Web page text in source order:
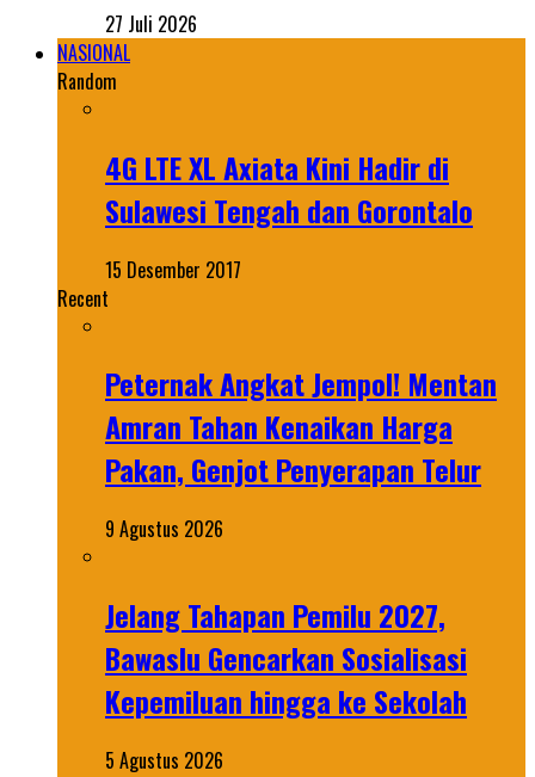
27 Juli 2026
NASIONAL
Random
4G LTE XL Axiata Kini Hadir di
Sulawesi Tengah dan Gorontalo
15 Desember 2017
Recent
Peternak Angkat Jempol! Mentan
Amran Tahan Kenaikan Harga
Pakan, Genjot Penyerapan Telur
9 Agustus 2026
Jelang Tahapan Pemilu 2027,
Bawaslu Gencarkan Sosialisasi
Kepemiluan hingga ke Sekolah
5 Agustus 2026